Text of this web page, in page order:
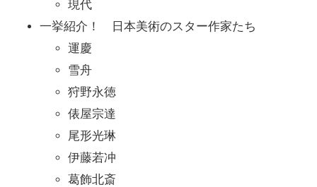
現代
一挙紹介！ 日本美術のスター作家たち
運慶
雪舟
狩野永徳
俵屋宗達
尾形光琳
伊藤若冲
葛飾北斎